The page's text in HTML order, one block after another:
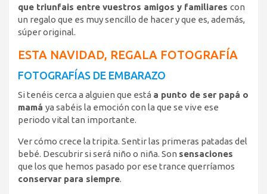
que triunfais entre vuestros amigos y familiares con
un regalo que es muy sencillo de hacer y que es, además,
súper original.
ESTA NAVIDAD, REGALA FOTOGRAFÍA
FOTOGRAFÍAS DE EMBARAZO
Si tenéis cerca a alguien que está a punto de ser papá o
mamá ya sabéis la emoción con la que se vive ese
periodo vital tan importante.
Ver cómo crece la tripita. Sentir las primeras patadas del
bebé. Descubrir si será niño o niña. Son sensaciones
que los que hemos pasado por ese trance querríamos
conservar para siempre.